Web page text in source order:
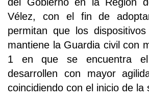
Vélez, con el fin de
permitan que los
mantiene la Guardia civil con
1 en que se encuentra el
desarrollen con mayor
coincidiendo con el inicio de la